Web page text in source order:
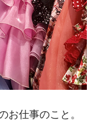
お仕事のこと。